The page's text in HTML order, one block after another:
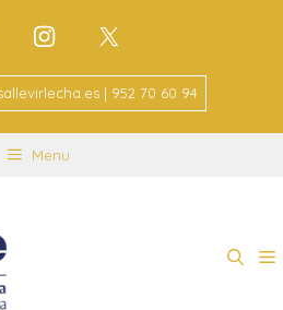
| 952 70 60 94
Menu